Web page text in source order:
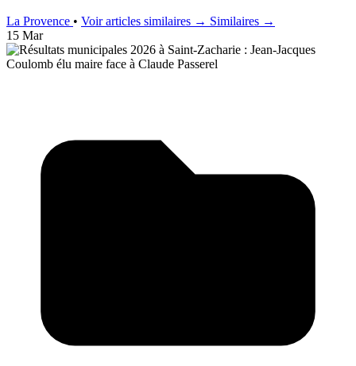
La Provence • Voir articles similaires → Similaires →
15 Mar